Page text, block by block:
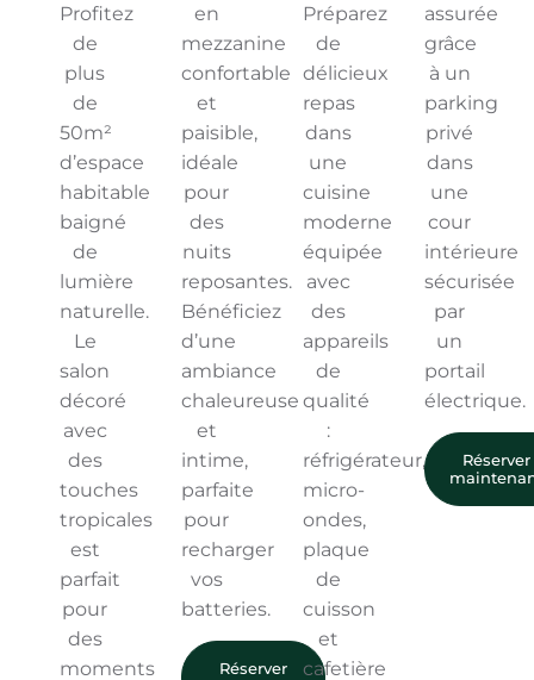
Profitez
de
plus
de
50m²
d’espace
habitable
baigné
de
lumière
naturelle.
Le
salon
décoré
avec
des
touches
tropicales
est
parfait
pour
des
moments
en
mezzanine
confortable
et
paisible,
idéale
pour
des
nuits
reposantes.
Bénéficiez
d’une
ambiance
chaleureuse
et
intime,
parfaite
pour
recharger
vos
batteries.
Réserver
Préparez
de
délicieux
repas
dans
une
cuisine
moderne
équipée
avec
des
appareils
de
qualité
:
réfrigérateur,
micro-
ondes,
plaque
de
cuisson
et
cafetière
assurée
grâce
à un
parking
privé
dans
une
cour
intérieure
sécurisée
par
un
portail
électrique.
Réserver